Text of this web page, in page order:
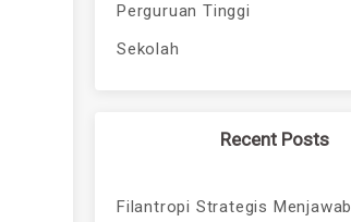
Perguruan Tinggi
Sekolah
Recent Posts
Filantropi Strategis Menjawab